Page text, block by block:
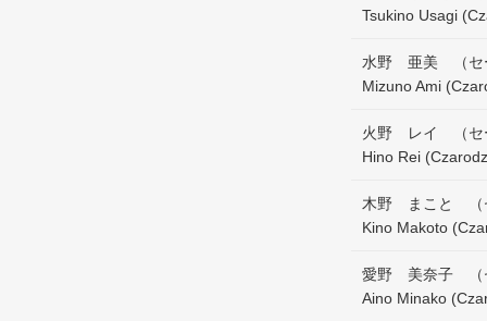
Tsukino Usagi
水野 亜美 （セ
Mizuno Ami
火野 レイ （セ
Hino Rei
木野 まこと （
Kino Makoto
愛野 美奈子 （
Aino Minako